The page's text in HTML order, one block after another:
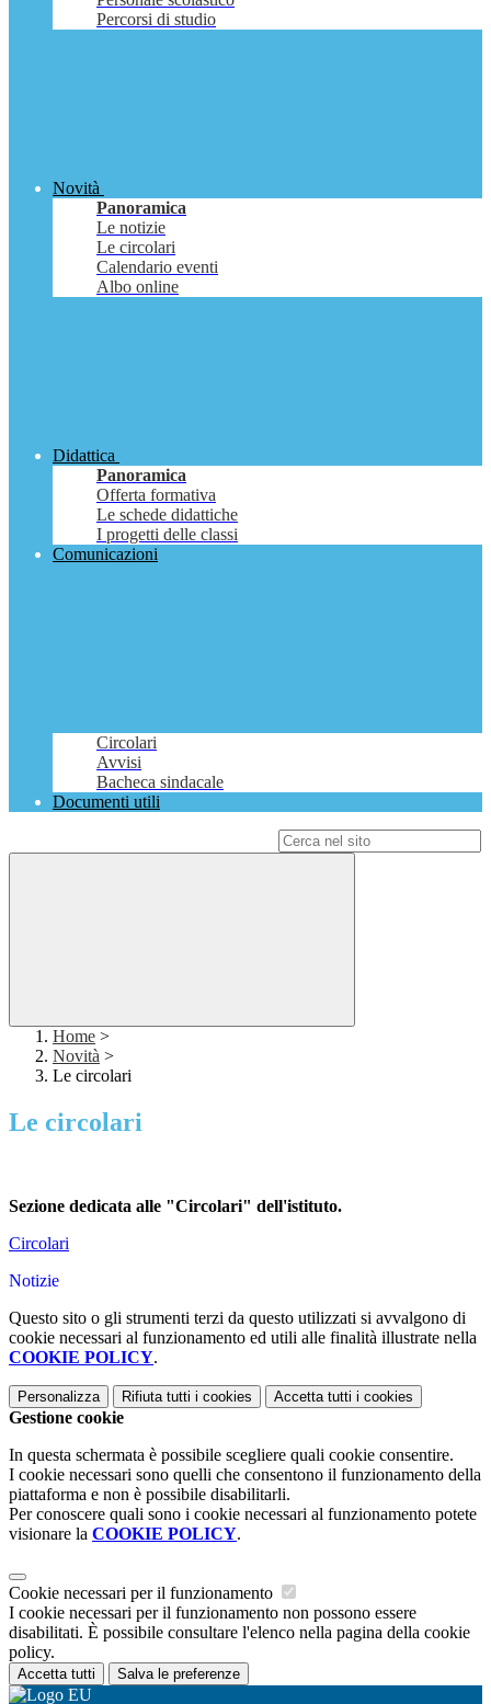
Percorsi di studio
Novità
Panoramica
Le notizie
Le circolari
Calendario eventi
Albo online
Didattica
Panoramica
Offerta formativa
Le schede didattiche
I progetti delle classi
Comunicazioni
Circolari
Avvisi
Bacheca sindacale
Documenti utili
Home >
Novità >
Le circolari
Le circolari
Sezione dedicata alle "Circolari" dell'istituto.
Circolari
Notizie
Questo sito o gli strumenti terzi da questo utilizzati si avvalgono di
cookie necessari al funzionamento ed utili alle finalità illustrate nella
COOKIE POLICY.
Personalizza Rifiuta tutti i cookies Accetta tutti i cookies
Gestione cookie
In questa schermata è possibile scegliere quali cookie consentire.
I cookie necessari sono quelli che consentono il funzionamento della
piattaforma e non è possibile disabilitarli.
Per conoscere quali sono i cookie necessari al funzionamento potete
visionare la COOKIE POLICY.
Cookie necessari per il funzionamento
I cookie necessari per il funzionamento non possono essere
disabilitati. È possibile consultare l'elenco nella pagina della cookie
policy.
Accetta tutti Salva le preferenze